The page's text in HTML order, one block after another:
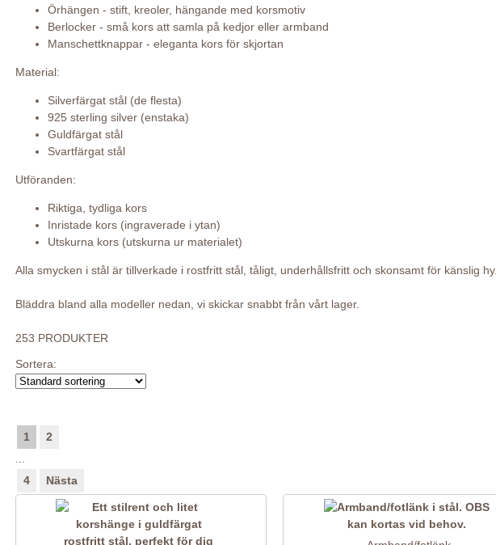
Örhängen - stift, kreoler, hängande med korsmotiv
Berlocker - små kors att samla på kedjor eller armband
Manschettknappar - eleganta kors för skjortan
Material:
Silverfärgat stål (de flesta)
925 sterling silver (enstaka)
Guldfärgat stål
Svartfärgat stål
Utföranden:
Riktiga, tydliga kors
Inristade kors (ingraverade i ytan)
Utskurna kors (utskurna ur materialet)
Alla smycken i stål är tillverkade i rostfritt stål, tåligt, underhållsfritt och skonsamt för känslig hy.
Bläddra bland alla modeller nedan, vi skickar snabbt från vårt lager.
253 PRODUKTER
Sortera:
1
2
4
Nästa